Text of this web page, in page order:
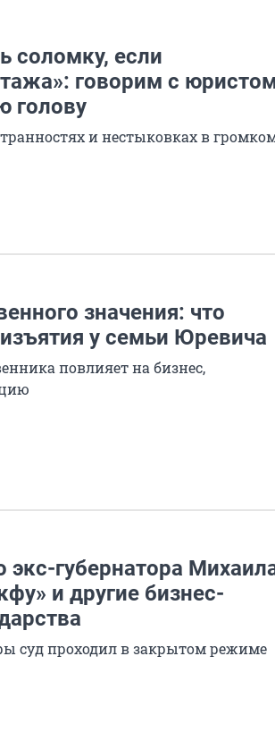
соломку, если
говорим с
голову
и нестыковках в
значения: что
у семьи Юревича
повлияет на бизнес,
экс-губернатора
и другие бизнес-
суд проходил в закрытом режиме